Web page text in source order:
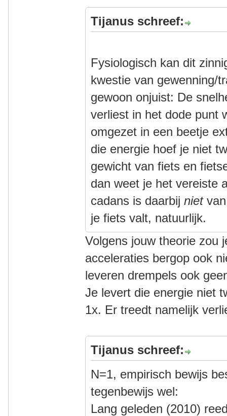
Tijanus schreef:
Fysiologisch kan dit
kwestie van gewenning/
gewoon onjuist: De
verliest in het dode punt
omgezet in een beetje
die energie hoef je niet
gewicht van fiets en
dan weet je het vereiste
cadans is daarbijnietvan
je fiets valt, natuurlijk.
Volgens jouw theorie zou
acceleraties bergop ook
leveren drempels ook
Je levert die energie niet
1x. Er treedt namelijk
Tijanus schreef:
N=1, empirisch bewijs
tegenbewijs wel:
Lang geleden (2010)